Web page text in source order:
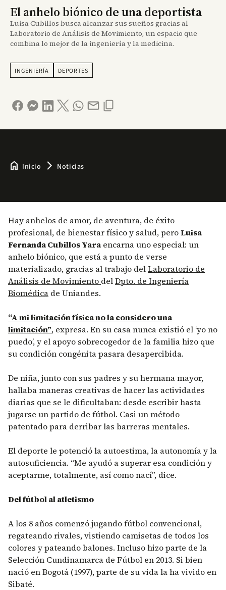
El anhelo biónico de una deportista
Luisa Cubillos busca alcanzar sus sueños gracias al
Laboratorio de Análisis de Movimiento, un espacio que
combina lo mejor de la ingeniería y la medicina.
INGENIERÍA DEPORTES
home Inicio arrow_forward_ios Noticias
Hay anhelos de amor, de aventura, de éxito
profesional, de bienestar físico y salud, peroLuisa
Fernanda Cubillos Yara encarna uno especial: un
anhelo biónico, que está a punto de verse
materializado, gracias al trabajo delLaboratorio de
Análisis de Movimiento delDpto. de Ingeniería
Biomédica de Uniandes.
“A mi limitación física no la considero una
limitación”, expresa. En su casa nunca existió el ‘yo no
puedo’, y el apoyo sobrecogedor de la familia hizo que
su condición congénita pasara desapercibida.
De niña, junto con sus padres y su hermana mayor,
hallaba maneras creativas de hacer las actividades
diarias que se le dificultaban: desde escribir hasta
jugarse un partido de fútbol. Casi un método
patentado para derribar las barreras mentales.
El deporte le potenció la autoestima, la autonomía y la
autosuficiencia. “Me ayudó a superar esa condición y
aceptarme, totalmente, así como nací”, dice.
Del fútbol al atletismo
A los 8 años comenzó jugando fútbol convencional,
regateando rivales, vistiendo camisetas de todos los
colores y pateando balones. Incluso hizo parte de la
Selección Cundinamarca de Fútbol en 2013. Si bien
nació en Bogotá (1997), parte de su vida la ha vivido en
Sibaté.